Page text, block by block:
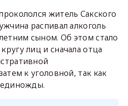
житель Сакского
распивал алкоголь
сыном. Об этом стало
лиц и сначала отца
к уголовной, так как
единожды.